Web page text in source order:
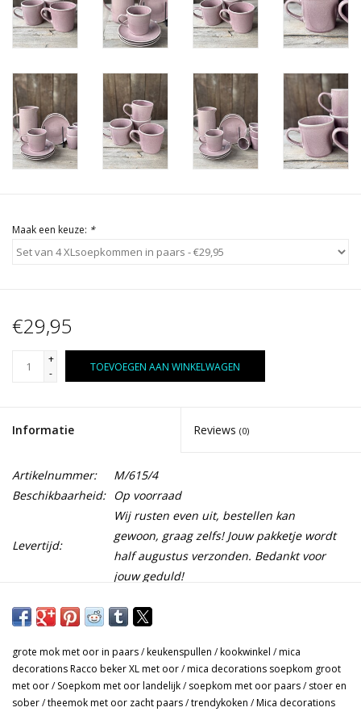
Maak een keuze: *
€29,95
+
-
TOEVOEGEN AAN WINKELWAGEN
Informatie Reviews (0)
Artikelnummer:
M/615/4
Beschikbaarheid: Op voorraad
Levertijd:
Wij rusten even uit, bestellen kan
gewoon, graag zelfs! Jouw pakketje wordt
half augustus verzonden. Bedankt voor
jouw geduld!
Nieuwe kleur!! Wat een mooie kleur weer uit de collectie van
zacht paars. Mooi te combineren met het servies van Racco
beige of Racco groen.
Deze XL aardewerk mok is perfect voor thee of een lekker
grote mok met oor in paars/keukenspullen /kookwinkel /mica
decorations Racco beker XL met oor/mica decorations soepkom groot
met oor/ Soepkom met oor landelijk/ soepkom met oor paars/ stoer en
sober/theemok met oor zacht paars/trendykoken /Mica decorations